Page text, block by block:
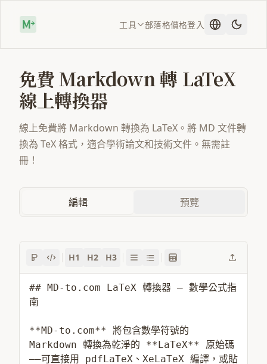
工具 部落格價格登入
免費 Markdown 轉 LaTeX
線上轉換器
線上免費將 Markdown 轉換為 LaTeX。將 MD 文件轉
換為 TeX 格式，適合學術論文和技術文件。無需註
冊！
編輯 預覽
H1 H2 H3